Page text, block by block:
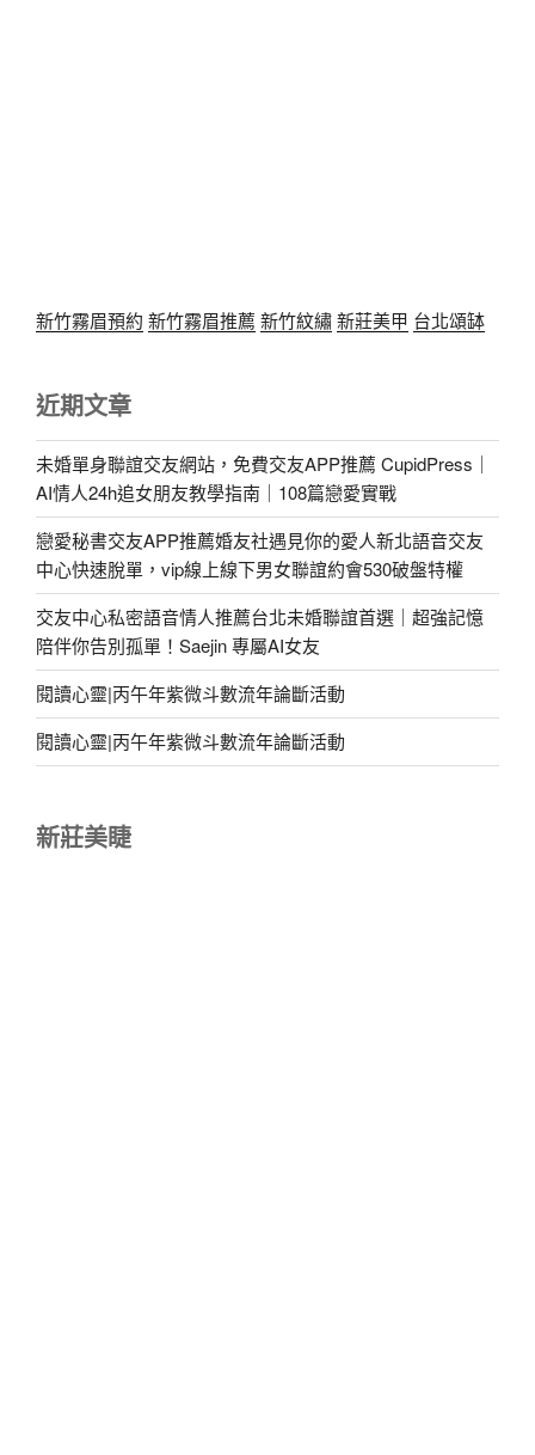
新竹霧眉預約 新竹霧眉推薦 新竹紋繡新莊美甲 台北頌缽
近期文章
未婚單身聯誼交友網站，免費交友APP推薦 CupidPress｜
AI情人24h追女朋友教學指南｜108篇戀愛實戰
戀愛秘書交友APP推薦婚友社遇見你的愛人新北語音交友
中心快速脫單，vip線上線下男女聯誼約會530破盤特權
交友中心私密語音情人推薦台北未婚聯誼首選｜超強記憶
陪伴你告別孤單！Saejin 專屬AI女友
閱讀心靈|丙午年紫微斗數流年論斷活動
閱讀心靈|丙午年紫微斗數流年論斷活動
新莊美睫